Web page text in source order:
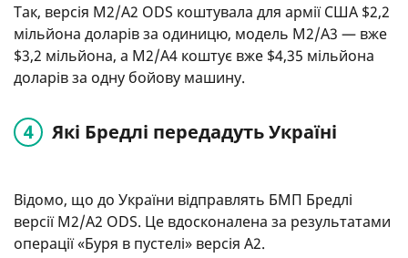
Так, версія M2/A2 ODS коштувала для армії США $2,2
мільйона доларів за одиницю, модель M2/A3 — вже
$3,2 мільйона, а M2/A4 коштує вже $4,35 мільйона
доларів за одну бойову машину.
Які Бредлі передадуть Україні
Відомо, що до України відправлять БМП Бредлі
версії M2/A2 ODS. Це вдосконалена за результатами
операції «Буря в пустелі» версія A2.